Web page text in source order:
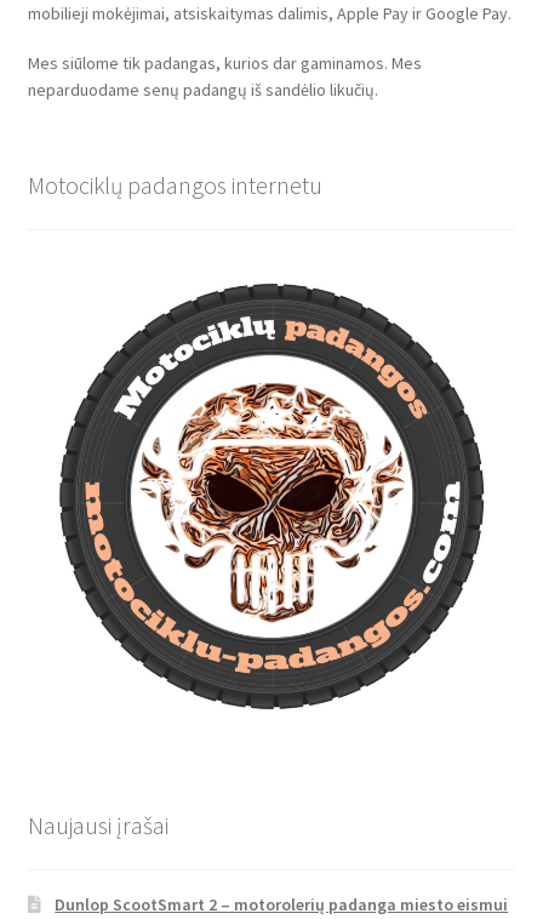
mobilieji mokėjimai, atsiskaitymas dalimis, Apple Pay ir Google Pay.
Mes siūlome tik padangas, kurios dar gaminamos. Mes
neparduodame senų padangų iš sandėlio likučių.
Motociklų padangos internetu
Naujausi įrašai
Dunlop ScootSmart 2 – motorolerių padanga miesto eismui